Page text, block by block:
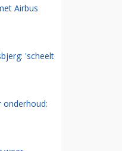
Airbus
'scheelt
onderhoud: